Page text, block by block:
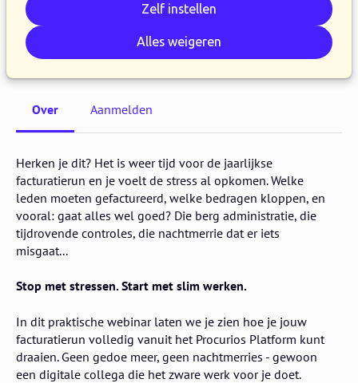
Zelf instellen
Alles weigeren
Facturatierun zonder stress -
slim & snel aan de slag
Over Aanmelden
Herken je dit? Het is weer tijd voor de jaarlijkse
facturatierun en je voelt de stress al opkomen. Welke
leden moeten gefactureerd, welke bedragen kloppen, en
vooral: gaat alles wel goed? Die berg administratie, die
tijdrovende controles, die nachtmerrie dat er iets
misgaat...
Stop met stressen. Start met slim werken.
In dit praktische webinar laten we je zien hoe je jouw
facturatierun volledig vanuit het Procurios Platform kunt
draaien. Geen gedoe meer, geen nachtmerries - gewoon
een digitale collega die het zware werk voor je doet.